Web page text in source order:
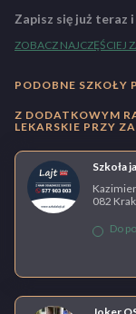
Zapisz się już teraz
ZOBACZ NAJCZĘŚCIEJ
PODOBNE SZKOŁY
Z DODATKOWYM
LEKARSKIE PRZY
Szkoła
082
Do